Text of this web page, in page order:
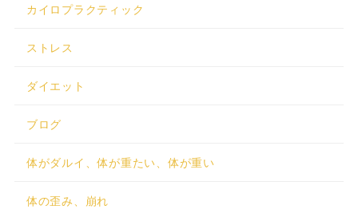
カイロプラクティック
ストレス
ダイエット
ブログ
体がダルイ、体が重たい、体が重い
体の歪み、崩れ